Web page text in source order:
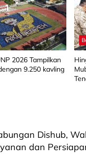
2026 Tampilkan
9.250 kavling
Dishub,
dan